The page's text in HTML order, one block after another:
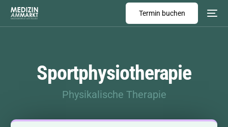
Termin buchen
Sportphysiotherapie
Physikalische Therapie